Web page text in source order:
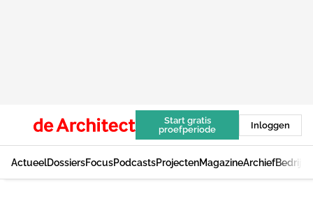
Start gratis
proefperiode
Inloggen
ActueelDossiersFocusPodcastsProjectenMagazineArchief